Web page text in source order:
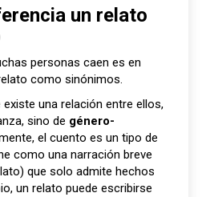
un relato
personas caen es en
como sinónimos.
una relación entre ellos,
sino de género-
el cuento es un tipo de
como una narración breve
que solo admite hechos
un relato puede escribirse